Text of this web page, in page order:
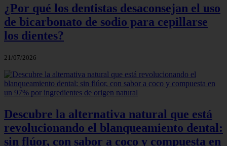
¿Por qué los dentistas desaconsejan el uso
de bicarbonato de sodio para cepillarse
los dientes?
21/07/2026
Descubre la alternativa natural que está
revolucionando el blanqueamiento dental:
sin flúor, con sabor a coco y compuesta en